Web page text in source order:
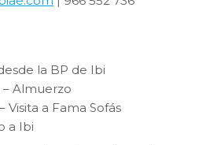
la BP de Ibi
– Almuerzo
Visita a Fama Sofás
a Ibi